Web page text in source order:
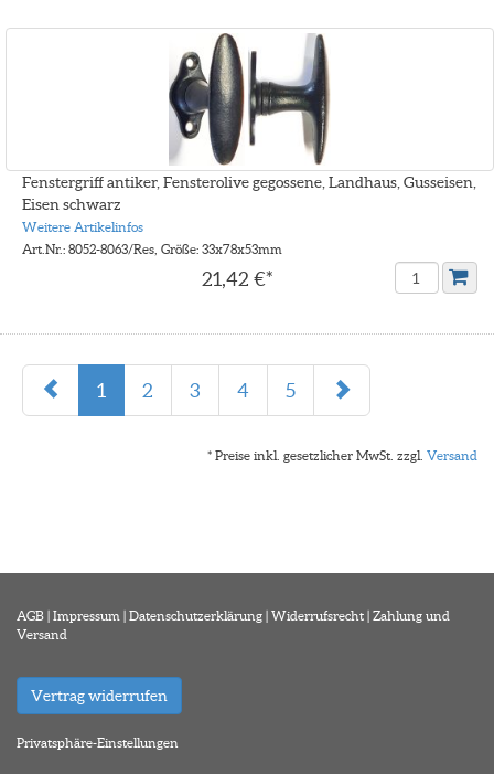
Fenstergriff antiker, Fensterolive gegossene, Landhaus, Gusseisen,
Eisen schwarz
Weitere Artikelinfos
Art.Nr.: 8052-8063/Res, Größe: 33x78x53mm
21,42 €*
1 2 3 4 5
* Preise inkl. gesetzlicher MwSt. zzgl. Versand
AGB | Impressum | Datenschutzerklärung | Widerrufsrecht | Zahlung und
Versand
Vertrag widerrufen
Privatsphäre-Einstellungen